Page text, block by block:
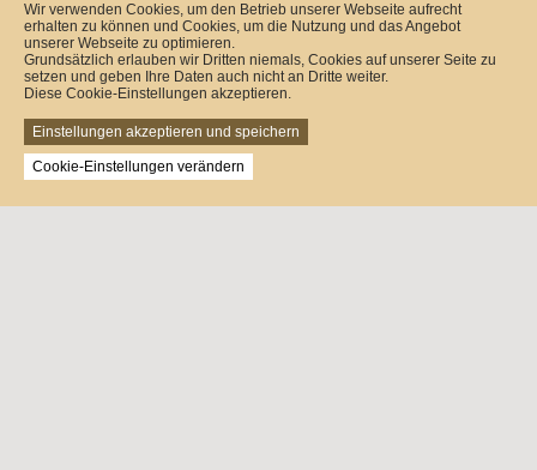
Wir verwenden Cookies, um den Betrieb unserer Webseite aufrecht
erhalten zu können und Cookies, um die Nutzung und das Angebot
unserer Webseite zu optimieren.
Grundsätzlich erlauben wir Dritten niemals, Cookies auf unserer Seite zu
setzen und geben Ihre Daten auch nicht an Dritte weiter.
Diese Cookie-Einstellungen akzeptieren.
Einstellungen akzeptieren und speichern
Cookie-Einstellungen verändern